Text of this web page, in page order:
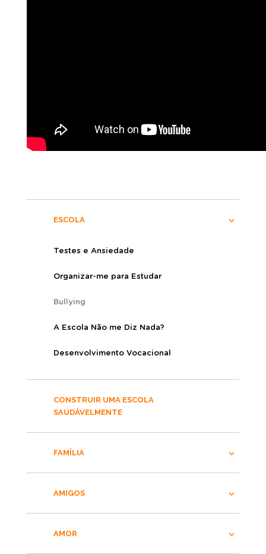
ESCOLA
Testes e Ansiedade
Organizar-me para Estudar
Bullying
A Escola Não me Diz Nada?
Desenvolvimento Vocacional
CONSTRUIR UMA ESCOLA
SAUDÁVELMENTE
FAMÍLIA
AMIGOS
AMOR